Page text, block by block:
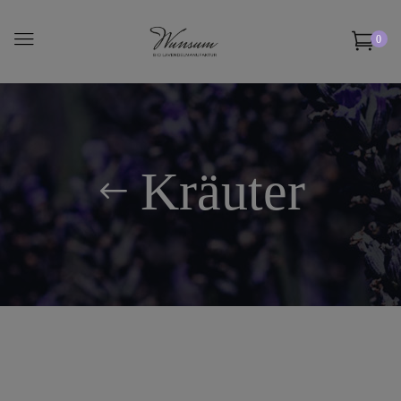
0
Kräuter